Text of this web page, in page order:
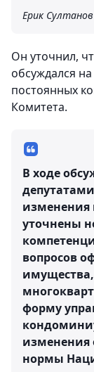
Ерик Султанов
Он уточнил,
обсуждался
постоянных
Комитета.
В ходе
изменения
уточнены
вопросов
имущества,
форму
изменения
нормы